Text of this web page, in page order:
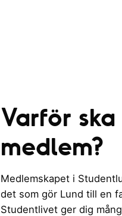
Varför
medlem?
Medlemskapet i
det som gör Lund till en
Studentlivet ger dig